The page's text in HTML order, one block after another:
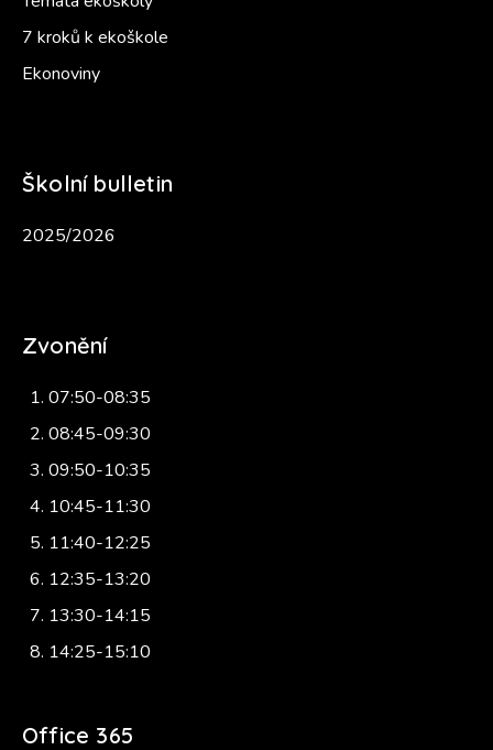
7 kroků k ekoškole
Ekonoviny
Školní bulletin
2025/2026
Zvonění
07:50-08:35
08:45-09:30
09:50-10:35
10:45-11:30
11:40-12:25
12:35-13:20
13:30-14:15
14:25-15:10
Office 365